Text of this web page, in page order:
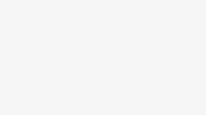
ลมกล่อม แต่เนื้อสัมผัสแข็ง